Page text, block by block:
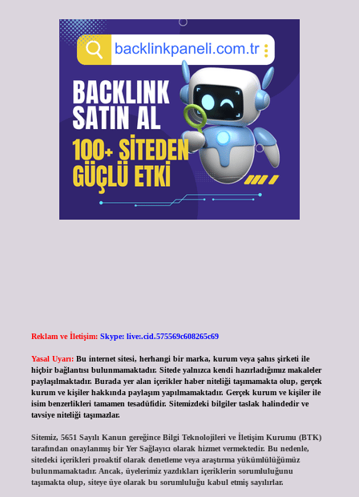
Reklam ve İletişim: Skype: live:.cid.575569c608265c69
Yasal Uyarı: Bu internet sitesi, herhangi bir marka, kurum veya şahıs şirketi ile
hiçbir bağlantısı bulunmamaktadır. Sitede yalnızca kendi hazırladığımız makaleler
paylaşılmaktadır. Burada yer alan içerikler haber niteliği taşımamakta olup, gerçek
kurum ve kişiler hakkında paylaşım yapılmamaktadır. Gerçek kurum ve kişiler ile
isim benzerlikleri tamamen tesadüfidir. Sitemizdeki bilgiler taslak halindedir ve
tavsiye niteliği taşımazlar.
Sitemiz, 5651 Sayılı Kanun gereğince Bilgi Teknolojileri ve İletişim Kurumu (BTK)
tarafından onaylanmış bir Yer Sağlayıcı olarak hizmet vermektedir. Bu nedenle,
sitedeki içerikleri proaktif olarak denetleme veya araştırma yükümlülüğümüz
bulunmamaktadır. Ancak, üyelerimiz yazdıkları içeriklerin sorumluluğunu
taşımakta olup, siteye üye olarak bu sorumluluğu kabul etmiş sayılırlar.